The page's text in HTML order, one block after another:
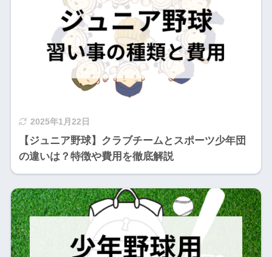
2025年1月22日
【ジュニア野球】クラブチームとスポーツ少年団
の違いは？特徴や費用を徹底解説